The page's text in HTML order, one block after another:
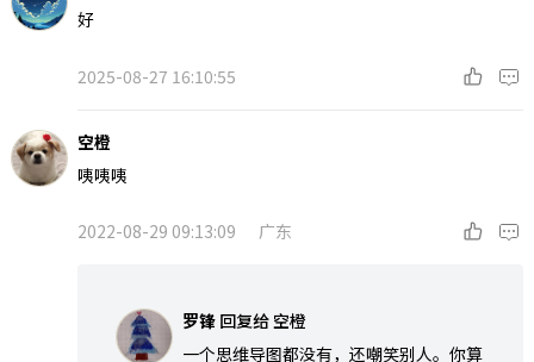
供全方位技术赋能。
好
2025-08-27 16:10:55
空橙
咦咦咦
2022-08-29 09:13:09 广东
罗锋回复给空橙
一个思维导图都没有，还嘲笑别人。你算